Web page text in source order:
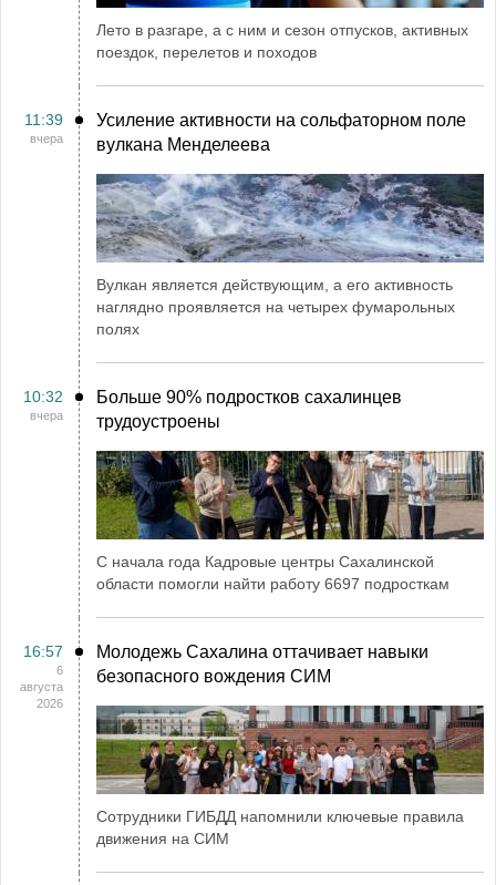
Лето в разгаре, а с ним и сезон отпусков, активных
поездок, перелетов и походов
11:39
вчера
Усиление активности на сольфаторном поле
вулкана Менделеева
Вулкан является действующим, а его активность
наглядно проявляется на четырех фумарольных
полях
10:32
вчера
Больше 90% подростков сахалинцев
трудоустроены
С начала года Кадровые центры Сахалинской
области помогли найти работу 6697 подросткам
16:57
6
августа
2026
Молодежь Сахалина оттачивает навыки
безопасного вождения СИМ
Сотрудники ГИБДД напомнили ключевые правила
движения на СИМ